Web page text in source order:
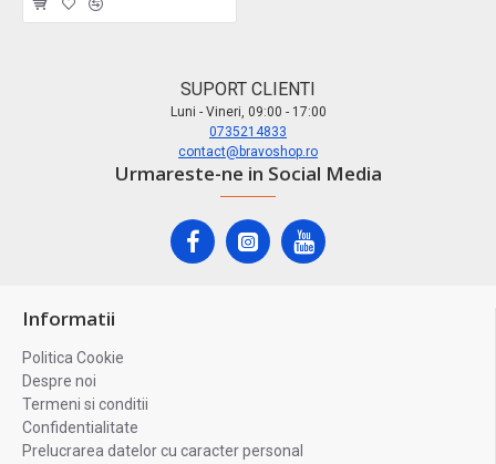
SUPORT CLIENTI
Luni - Vineri, 09:00 - 17:00
0735214833
contact@bravoshop.ro
Urmareste-ne in Social Media
Informatii
Politica Cookie
Despre noi
Termeni si conditii
Confidentialitate
Prelucrarea datelor cu caracter personal